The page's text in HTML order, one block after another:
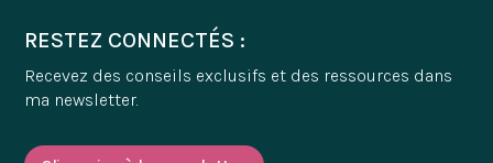
RESTEZ CONNECTÉS :
Recevez des conseils exclusifs et des ressources dans
ma newsletter.